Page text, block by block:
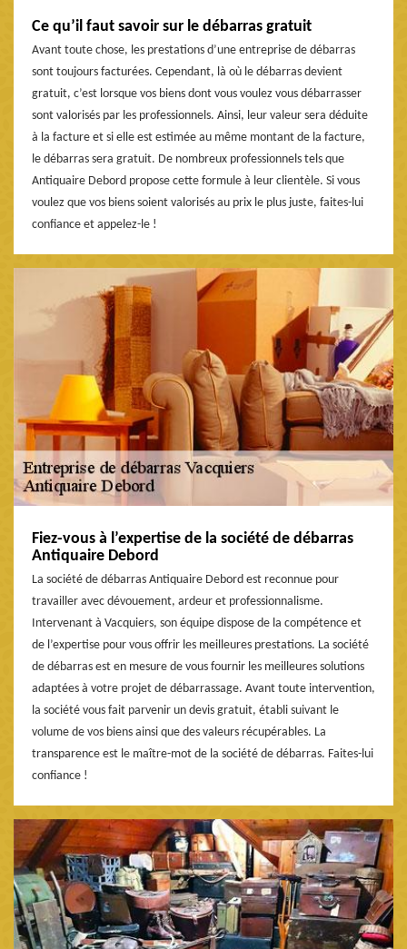
Ce qu’il faut savoir sur le débarras gratuit
Avant toute chose, les prestations d’une entreprise de débarras
sont toujours facturées. Cependant, là où le débarras devient
gratuit, c’est lorsque vos biens dont vous voulez vous débarrasser
sont valorisés par les professionnels. Ainsi, leur valeur sera déduite
à la facture et si elle est estimée au même montant de la facture,
le débarras sera gratuit. De nombreux professionnels tels que
Antiquaire Debord propose cette formule à leur clientèle. Si vous
voulez que vos biens soient valorisés au prix le plus juste, faites-lui
confiance et appelez-le !
Fiez-vous à l’expertise de la société de débarras
Antiquaire Debord
La société de débarras Antiquaire Debord est reconnue pour
travailler avec dévouement, ardeur et professionnalisme.
Intervenant à Vacquiers, son équipe dispose de la compétence et
de l’expertise pour vous offrir les meilleures prestations. La société
de débarras est en mesure de vous fournir les meilleures solutions
adaptées à votre projet de débarrassage. Avant toute intervention,
la société vous fait parvenir un devis gratuit, établi suivant le
volume de vos biens ainsi que des valeurs récupérables. La
transparence est le maître-mot de la société de débarras. Faites-lui
confiance !